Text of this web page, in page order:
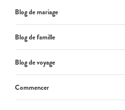
Blog de mariage
Blog de famille
Blog de voyage
Commencer